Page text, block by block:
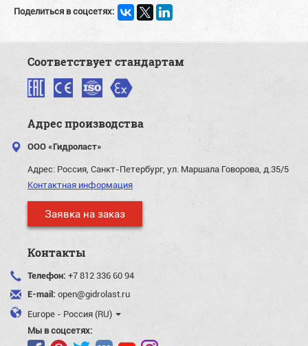
Поделиться в соцсетях:
Соответствует стандартам
Адрес производства
ООО «Гидроласт»
Адрес: Россия, Санкт-Петербург, ул. Маршала Говорова, д.35/5
Контактная информация
Заявка на заказ
Контакты
Телефон: +7 812 336 60 94
E-mail: open@gidrolast.ru
Europe - Россия (RU)
Мы в соцсетях: